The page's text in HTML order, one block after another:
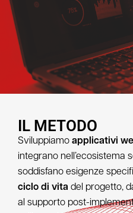
IL METODO
Sviluppiamo applicativi
integrano nell’ecosistema
soddisfano esigenze
ciclo di vita del progetto,
al supporto post-